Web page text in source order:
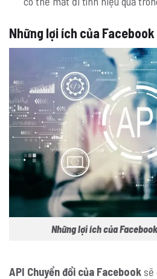
Những lợi ích của
Những lợi ích của
API Chuyển đổi của Facebooksẽ